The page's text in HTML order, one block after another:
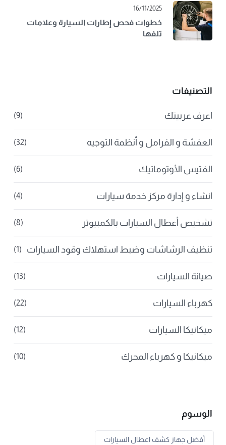
16/11/2025
خطوات فحص إطارات السيارة وعلامات
تلفها
التصنيفات
اعرف عربيتك (9)
العفشة و الفرامل و أنظمة التوجيه (32)
الفتيس الأوتوماتيك (6)
انشاء و إدارة مركز خدمة سيارات (4)
تشخيص أعطال السيارات بالكمبيوتر (8)
تنظيف الرشاشات وضبط استهلاك وقود السيارات (1)
صيانة السيارات (13)
كهرباء السيارات (22)
ميكانيكا السيارات (12)
ميكانيكا و كهرباء المحرك (10)
الوسوم
أفضل جهاز كشف اعطال السيارات